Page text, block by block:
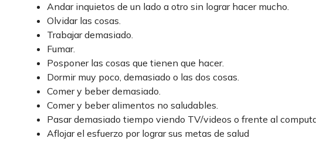
Andar inquietos de un lado a otro sin lograr hacer mucho.
Olvidar las cosas.
Trabajar demasiado.
Fumar.
Posponer las cosas que tienen que hacer.
Dormir muy poco, demasiado o las dos cosas.
Comer y beber demasiado.
Comer y beber alimentos no saludables.
Pasar demasiado tiempo viendo TV/videos o frente al
Aflojar el esfuerzo por lograr sus metas de salud